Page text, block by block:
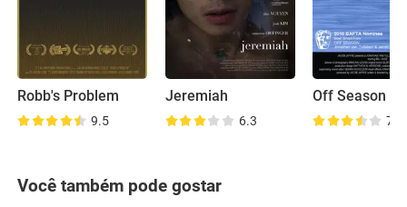
Robb's Problem
9.5
Jeremiah
6.3
Off Season
7.6
Você também pode gostar